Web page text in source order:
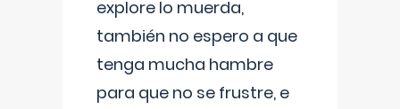
explore lo muerda,
también no espero a que
tenga mucha hambre
para que no se frustre, e